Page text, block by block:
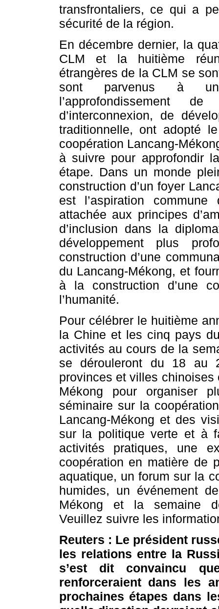
transfrontaliers, ce qui a
sécurité de la région.
En décembre dernier, la
CLM et la huitième
étrangères de la CLM se
sont parvenus à un
l’approfondissement
d’interconnexion, de
traditionnelle, ont adopté
coopération Lancang-
à suivre pour approfondir
étape. Dans un monde
construction d’un foyer
est l’aspiration
attachée aux principes
d’inclusion dans la
développement plus
construction d’une
du Lancang-Mékong, et
à la construction d’une
l’humanité.
Pour célébrer le huitième
la Chine et les cinq pays
activités au cours de la
se dérouleront du 18 au
provinces et villes
Mékong pour organiser
séminaire sur la
Lancang-Mékong et des
sur la politique verte et à
activités pratiques, une
coopération en matière de
aquatique, un forum sur la
humides, un événement
Mékong et la semaine
Veuillez suivre les
Reuters : Le président
les relations entre la
s’est dit convaincu
renforceraient dans les
prochaines étapes dans